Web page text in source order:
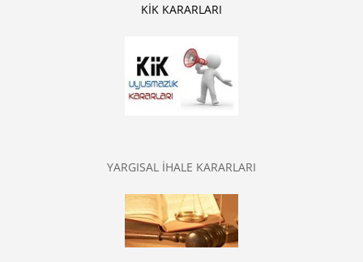
KİK KARARLARI
YARGISAL İHALE KARARLARI